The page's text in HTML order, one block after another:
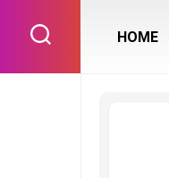
content
HOME